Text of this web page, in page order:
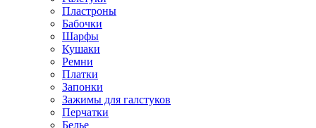
Пластроны
Бабочки
Шарфы
Кушаки
Ремни
Платки
Запонки
Зажимы для галстуков
Перчатки
Белье